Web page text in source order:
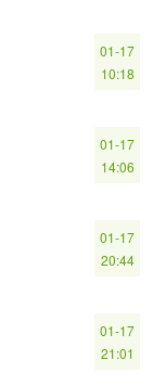
01-17
10:18
01-17
14:06
01-17
20:44
01-17
21:01